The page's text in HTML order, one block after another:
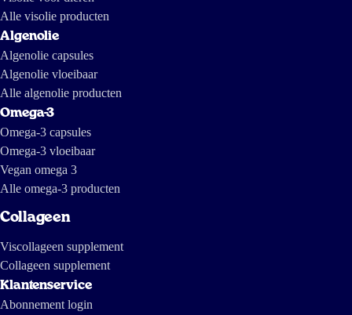
Alle visolie producten
Algenolie
Algenolie capsules
Algenolie vloeibaar
Alle algenolie producten
Omega-3
Omega-3 capsules
Omega-3 vloeibaar
Vegan omega 3
Alle omega-3 producten
Collageen
Viscollageen supplement
Collageen supplement
Klantenservice
Abonnement login